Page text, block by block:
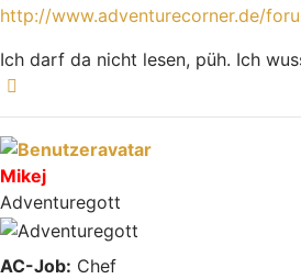
http://www.adventurecorner.de/
Ich darf da nicht lesen, püh. Ich
Mikej
Adventuregott
AC-Job: Chef